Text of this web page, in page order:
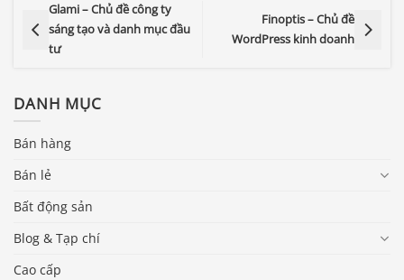
Glami – Chủ đề công ty
sáng tạo và danh mục đầu
tư
Finoptis – Chủ đề
WordPress kinh doanh
DANH MỤC
Bán hàng
Bán lẻ
Bất động sản
Blog & Tạp chí
Cao cấp